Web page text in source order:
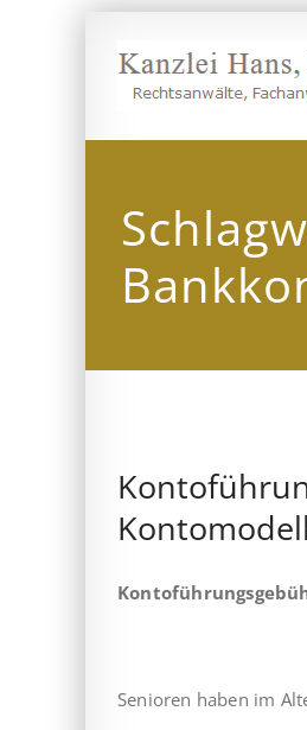
Inhalt
springen
Senioren haben im